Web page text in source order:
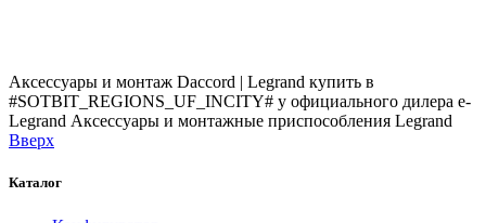
Аксессуары и монтаж Daccord | Legrand купить в
#SOTBIT_REGIONS_UF_INCITY# у официального дилера e-
Legrand Аксессуары и монтажные приспособления Legrand
Вверх
Каталог